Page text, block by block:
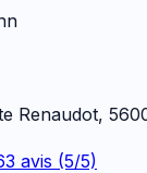
Renaudot,
avis (5/5)